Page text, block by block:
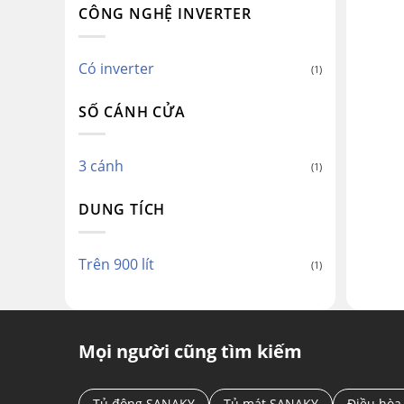
CÔNG NGHỆ INVERTER
Có inverter (1)
SỐ CÁNH CỬA
3 cánh (1)
DUNG TÍCH
Trên 900 lít (1)
Mọi người cũng tìm kiếm